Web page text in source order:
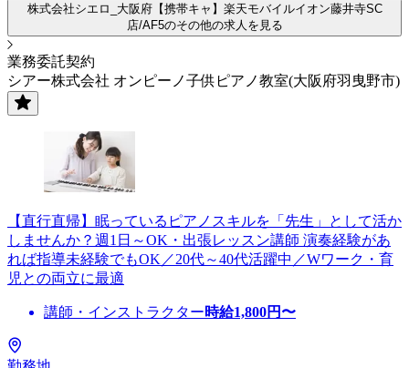
株式会社シエロ_大阪府【携帯キャ】楽天モバイルイオン藤井寺SC
店/AF5のその他の求人を見る
業務委託契約
シアー株式会社 オンピーノ子供ピアノ教室(大阪府羽曳野市)
【直行直帰】眠っているピアノスキルを「先生」として活か
しませんか？週1日～OK・出張レッスン講師 演奏経験があ
れば指導未経験でもOK／20代～40代活躍中／Wワーク・育
児との両立に最適
講師・インストラクター時給1,800円〜